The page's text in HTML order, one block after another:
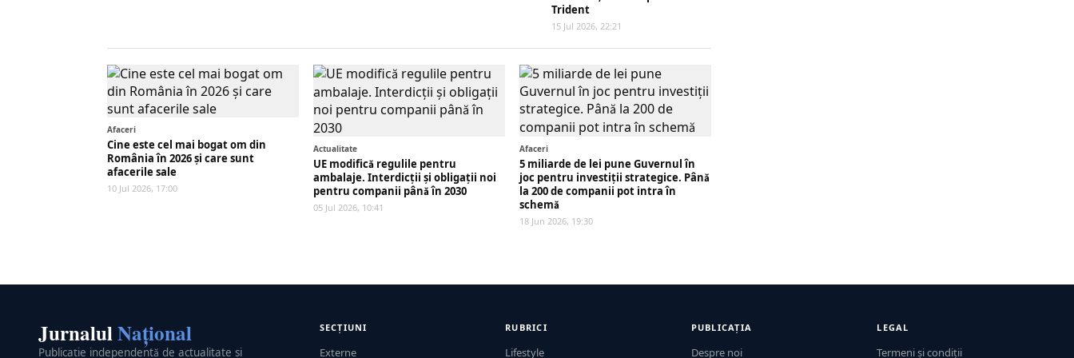
Trident
15 Jul 2026, 22:21
Afaceri
Cine este cel mai bogat om din
România în 2026 și care sunt
afacerile sale
10 Jul 2026, 17:00
Actualitate
UE modifică regulile pentru
ambalaje. Interdicții și obligații noi
pentru companii până în 2030
05 Jul 2026, 10:41
Afaceri
5 miliarde de lei pune Guvernul în
joc pentru investiții strategice. Până
la 200 de companii pot intra în
schemă
18 Jun 2026, 19:30
JurnalulNațional
Publicație independentă de actualitate și
SECȚIUNI
Externe
RUBRICI
Lifestyle
PUBLICAȚIA
Despre noi
LEGAL
Termeni și condiții